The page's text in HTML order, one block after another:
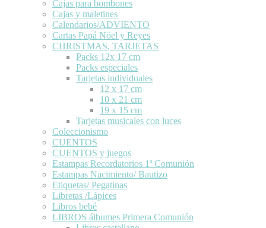
Cajas para bombones
Cajas y maletines
Calendarios/ADVIENTO
Cartas Papá Nöel y Reyes
CHRISTMAS, TARJETAS
Packs 12x 17 cm
Packs especiales
Tarjetas individuales
12 x 17 cm
10 x 21 cm
19 x 15 cm
Tarjetas musicales con luces
Coleccionismo
CUENTOS
CUENTOS y juegos
Estampas Recordatorios 1ª Comunión
Estampas Nacimiento/ Bautizo
Etiquetas/ Pegatinas
Libretas /Lápices
Libros bebé
LIBROS álbumes Primera Comunión